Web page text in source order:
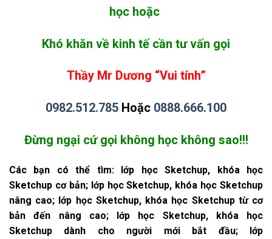
học hoặc
Khó khăn về kinh tế cần tư vấn gọi
Thầy Mr Dương “Vui tính”
0982.512.785 Hoặc 0888.666.100
Đừng ngại cứ gọi không học không sao!!!
Các bạn có thể tìm: lớp học Sketchup, khóa học
Sketchup cơ bản; lớp học Sketchup, khóa học Sketchup
nâng cao; lớp học Sketchup, khóa học Sketchup từ cơ
bản đến nâng cao; lớp học Sketchup, khóa học
Sketchup dành cho người mới bắt đầu; lớp